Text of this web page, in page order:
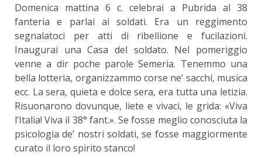
Domenica mattina 6 c. celebrai a Pubrida al 38
fanteria e parlai ai soldati. Era un reggimento
segnalatoci per atti di ribellione e fucilazioni.
Inaugurai una Casa del soldato. Nel pomeriggio
venne a dir poche parole Semeria. Tenemmo una
bella lotteria, organizzammo corse ne’ sacchi, musica
ecc. La sera, quieta e dolce sera, era tutta una letizia.
Risuonarono dovunque, liete e vivaci, le grida: «Viva
l’Italia! Viva il 38° fant.». Se fosse meglio conosciuta la
psicologia de’ nostri soldati, se fosse maggiormente
curato il loro spirito stanco!